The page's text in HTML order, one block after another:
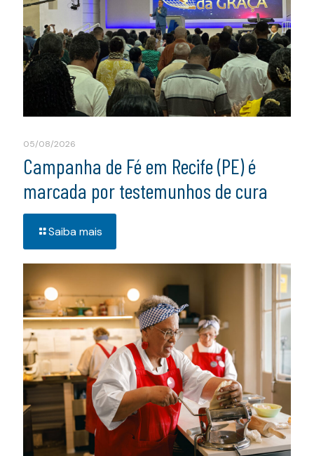
05/08/2026
Campanha de Fé em Recife (PE) é
marcada por testemunhos de cura
Saiba mais